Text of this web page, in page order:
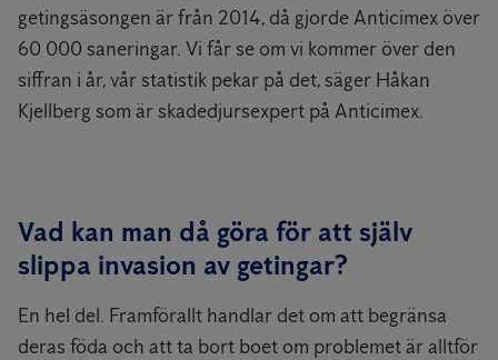
getingsäsongen är från 2014, då gjorde Anticimex över
60 000 saneringar. Vi får se om vi kommer över den
siffran i år, vår statistik pekar på det, säger Håkan
Kjellberg som är skadedjursexpert på Anticimex.
Vad kan man då göra för att själv
slippa invasion av getingar?
En hel del. Framförallt handlar det om att begränsa
deras föda och att ta bort boet om problemet är alltför